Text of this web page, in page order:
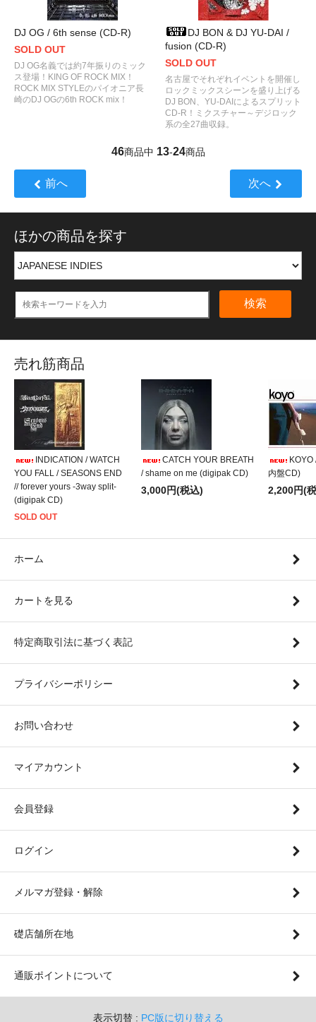
DJ OG / 6th sense (CD-R)
SOLD OUT
DJ OG名義では約7年振りのミック
ス登場！KING OF ROCK MIX！
ROCK MIX STYLEのパイオニア長
崎のDJ OGの6th ROCK mix！
DJ BON & DJ YU-DAI /
fusion (CD-R)
SOLD OUT
名古屋でそれぞれイベントを開催し
ロックミックスシーンを盛り上げる
DJ BON、YU-DAIによるスプリット
CD-R！ミクスチャー～デジロック
系の全27曲収録。
46商品中 13-24商品
前へ 次へ
ほかの商品を探す
検索
売れ筋商品
INDICATION / WATCH
YOU FALL / SEASONS END
// forever yours -3way split-
(digipak CD)
SOLD OUT
CATCH YOUR BREATH
/ shame on me (digipak CD)
3,000円(税込)
内盤CD)
2,200円(
ホーム
カートを見る
特定商取引法に基づく表記
プライバシーポリシー
お問い合わせ
マイアカウント
会員登録
ログイン
メルマガ登録・解除
礎店舗所在地
通販ポイントについて
表示切替 : PC版に切り替える